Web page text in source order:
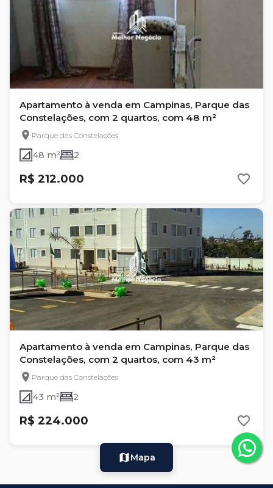
Apartamento à venda em Campinas, Parque das
Constelações, com 2 quartos, com 48 m²
Parque das Constelações
48 m² 2
R$ 212.000
Apartamento à venda em Campinas, Parque das
Constelações, com 2 quartos, com 43 m²
Parque das Constelações
43 m² 2
R$ 224.000
Mapa